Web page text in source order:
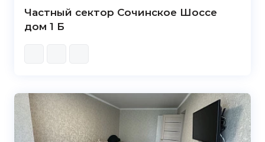
Частный сектор Сочинское Шоссе
дом 1 Б